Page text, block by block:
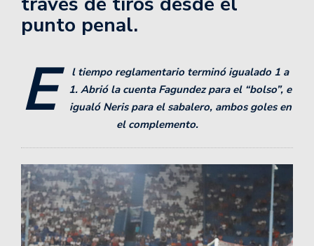
punto penal.
E
l tiempo reglamentario terminó igualado 1 a
1. Abrió la cuenta Fagundez para el “bolso”, e
igualó Neris para el sabalero, ambos goles en
el complemento.